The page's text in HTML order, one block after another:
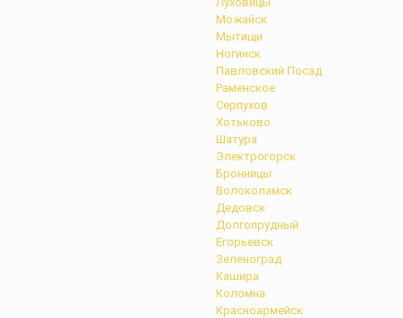
Можайск
Мытищи
Ногинск
Павловский Посад
Раменское
Серпухов
Хотьково
Шатура
Электрогорск
Бронницы
Волоколамск
Дедовск
Долгопрудный
Егорьевск
Зеленоград
Кашира
Коломна
Красноармейск